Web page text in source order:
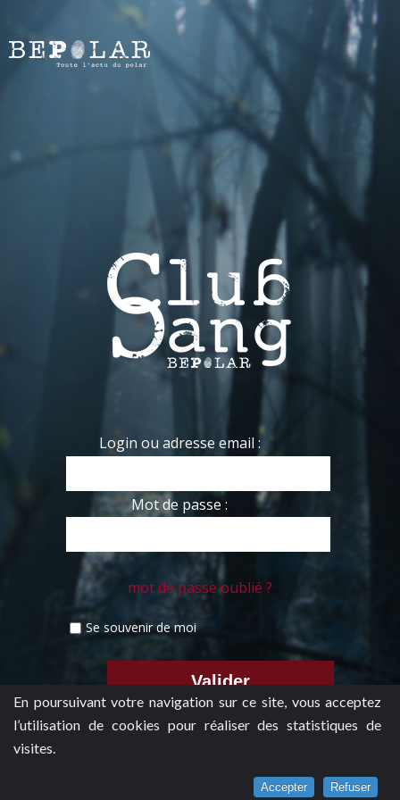
En poursuivant votre navigation sur ce site, vous acceptez
l’utilisation de cookies pour réaliser des statistiques de
visites.
Accepter Refuser
Login ou adresse email :
Mot de passe :
mot de passe oublié ?
Se souvenir de moi